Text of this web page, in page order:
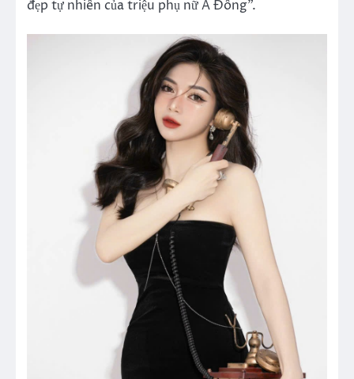
đẹp tự nhiên của triệu phụ nữ Á Đông”.